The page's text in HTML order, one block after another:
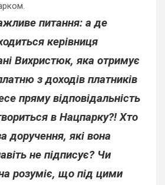
питання: а де
керівниця
Вихристюк, яка отримує
з доходів платників
пряму відповідальність
в Нацпарку?! Хто
доручення, які вона
не підписує? Чи
розуміє, що під цими